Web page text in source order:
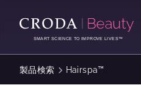
ン
ー
SMART SCIENCE TO IMPROVE LIVES™
製品検索 Hairspa™